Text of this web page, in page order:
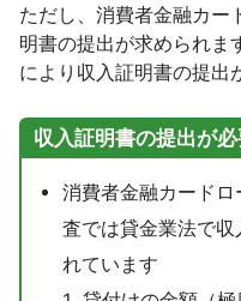
ただし、消費者金融カー
明書の提出が求められま
により収入証明書の提出
収入証明書の提出が
消費者金融カード
査では貸金業法で
れています